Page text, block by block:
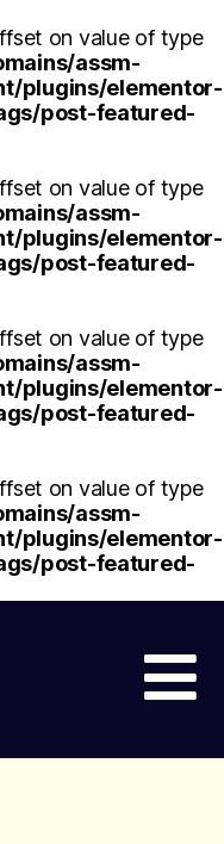
on value of type
assm-
plugins/elementor-
post-featured-
on value of type
assm-
plugins/elementor-
post-featured-
on value of type
assm-
plugins/elementor-
post-featured-
on value of type
assm-
plugins/elementor-
post-featured-